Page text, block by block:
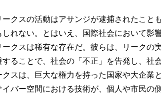
クスの活動はアサンジが逮捕されたこと
しれない。とはいえ、国際社会において影
ークスは稀有な存在だ。彼らは、リークの
することで、社会の「不正」を告発し、社
クスは、巨大な権力を持った国家や大企業
イバー空間における技術が、個人や市民の